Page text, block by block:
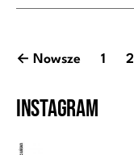
Stronicowanie
← Nowsze 1 2
Instagram